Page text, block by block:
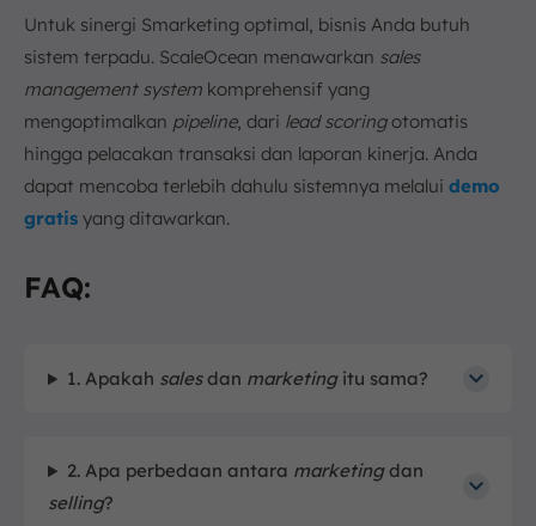
Untuk sinergi Smarketing optimal, bisnis Anda butuh
sistem terpadu. ScaleOcean menawarkan sales
management system komprehensif yang
mengoptimalkan pipeline, dari lead scoringotomatis
hingga pelacakan transaksi dan laporan kinerja. Anda
dapat mencoba terlebih dahulu sistemnya melalui demo
gratis yang ditawarkan.
FAQ:
1. Apakah salesdan marketingitu sama?
2. Apa perbedaan antara marketingdan
selling?